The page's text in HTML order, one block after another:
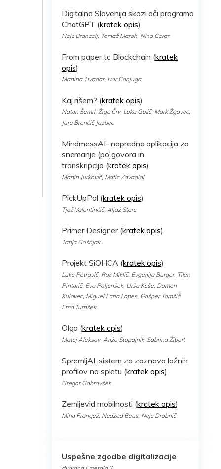
Digitalna Slovenija skozi oči programa
ChatGPT (kratek opis)
Nejc Brancelj, Tomaž Maroh, Nina Cerar
From paper to Blockchain (kratek
opis)
Martina Tivadar, Ivor Canjuga
Kaj rišem? (kratek opis)
Natan Šemrl, Žiga Črv, Luka Gulič, Mark Žgavec,
Jure Brenčič Jazbec
MindmessAI- napredna aplikacija za
snemanje (po)govora in
transkripcijo (kratek opis)
Martin Jurkovič, Matic Zavadlal
PickUpPal (kratek opis)
Tjaž Valentinčič, Aljaž Starc
Primer Designer (kratek opis)
Tanja Gošnjak
Projekt SiOHCA (kratek opis)
Luka Petravič, Rok Miklič, Evgenija Burger, Tilen
Pintarič, Eva Poljanšek, Urša Keše, Domen
Kulovec, Miguel Faria Lopes, Gašper Tomšič,
Ema Turnšek
Olga (kratek opis)
Matej Aleksov, Anže Stopajnik, Sabrina Žibert
SpremljAI: sistem za zaznavo lažnih
profilov na spletu (kratek opis)
Gregor Gabrovšek
Zemljevid mobilnosti (kratek opis)
Miha Frangež, Nedžad Beus, Nejc Drobnič
Uspešne zgodbe digitalizacije